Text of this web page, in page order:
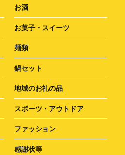
お酒
お菓子・スイーツ
麺類
鍋セット
地域のお礼の品
スポーツ・アウトドア
ファッション
感謝状等